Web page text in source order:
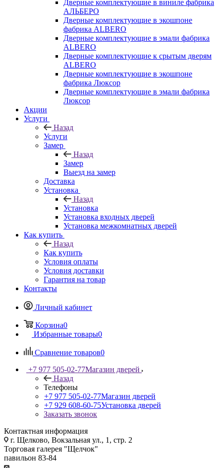
Дверные комплектующие в виниле фабрика
АЛЬБЕРО
Дверные комплектующие в экошпоне
фабрика ALBERO
Дверные комплектующие в эмали фабрика
ALBERO
Дверные комплектующие к срытым дверям
ALBERO
Дверные комплектующие в экошпоне
фабрика Люксор
Дверные комплектующие в эмали фабрика
Люксор
Акции
Услуги
Назад
Услуги
Замер
Назад
Замер
Выезд на замер
Доставка
Установка
Назад
Установка
Установка входных дверей
Установка межкомнатных дверей
Как купить
Назад
Как купить
Условия оплаты
Условия доставки
Гарантия на товар
Контакты
Личный кабинет
Корзина0
Избранные товары0
Сравнение товаров0
+7 977 505-02-77Магазин дверей
Назад
Телефоны
+7 977 505-02-77Магазин дверей
+7 929 608-60-75Установка дверей
Заказать звонок
Контактная информация
г. Щелково, Вокзальная ул., 1, стр. 2
Торговая галерея "Щелчок"
павильон 83-84